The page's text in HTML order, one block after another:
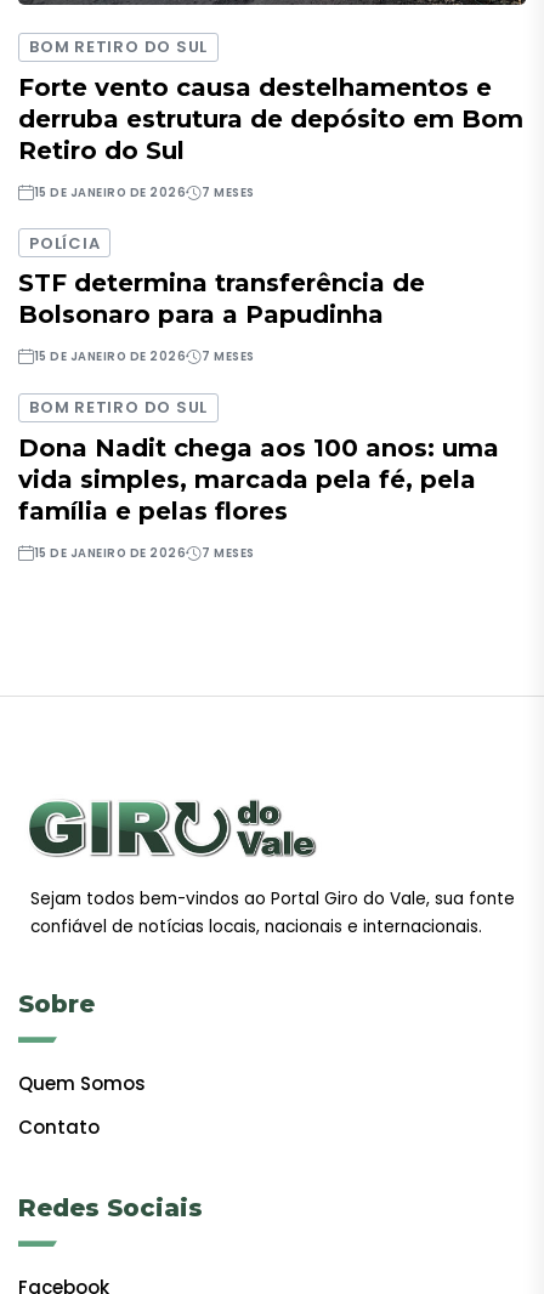
BOM RETIRO DO SUL
Forte vento causa destelhamentos e
derruba estrutura de depósito em Bom
Retiro do Sul
15 DE JANEIRO DE 2026 7 MESES
POLÍCIA
STF determina transferência de
Bolsonaro para a Papudinha
15 DE JANEIRO DE 2026 7 MESES
BOM RETIRO DO SUL
Dona Nadit chega aos 100 anos: uma
vida simples, marcada pela fé, pela
família e pelas flores
15 DE JANEIRO DE 2026 7 MESES
Sejam todos bem-vindos ao Portal Giro do Vale, sua fonte
confiável de notícias locais, nacionais e internacionais.
Sobre
Quem Somos
Contato
Redes Sociais
Facebook